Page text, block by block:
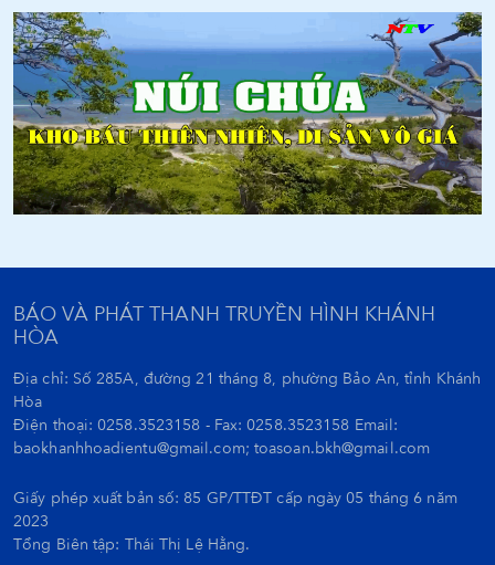
BÁO VÀ PHÁT THANH TRUYỀN HÌNH KHÁNH
HÒA
Địa chỉ: Số 285A, đường 21 tháng 8, phường Bảo An, tỉnh Khánh
Hòa
Điện thoại: 0258.3523158 - Fax: 0258.3523158 Email:
baokhanhhoadientu@gmail.com; toasoan.bkh@gmail.com
Giấy phép xuất bản số: 85 GP/TTĐT cấp ngày 05 tháng 6 năm
2023
Tổng Biên tập: Thái Thị Lệ Hằng.